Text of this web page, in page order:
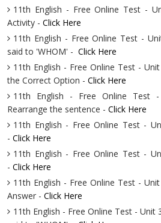
11th English - Free Online Test -
Activity - Click Here
11th English - Free Online Test -
said to 'WHOM' - Click Here
11th English - Free Online Test -
the Correct Option - Click Here
11th English - Free Online Test
Rearrange the sentence - Click Here
11th English - Free Online Test -
- Click Here
11th English - Free Online Test -
- Click Here
11th English - Free Online Test -
Answer - Click Here
11th English - Free Online Test - Unit